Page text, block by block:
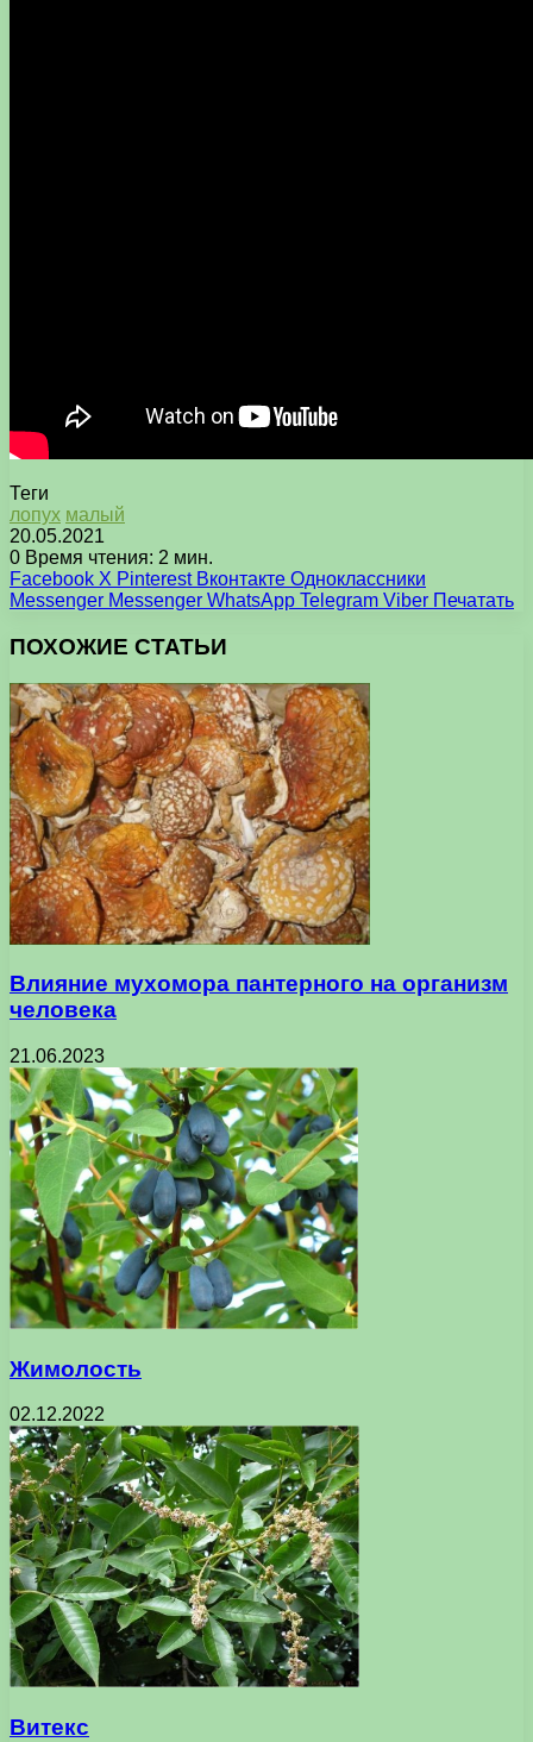
Теги
лопух малый
20.05.2021
0 Время чтения: 2 мин.
Facebook X Pinterest Вконтакте Одноклассники
Messenger Messenger WhatsApp Telegram Viber Печатать
ПОХОЖИЕ СТАТЬИ
Влияние мухомора пантерного на организм
человека
21.06.2023
Жимолость
02.12.2022
Витекс